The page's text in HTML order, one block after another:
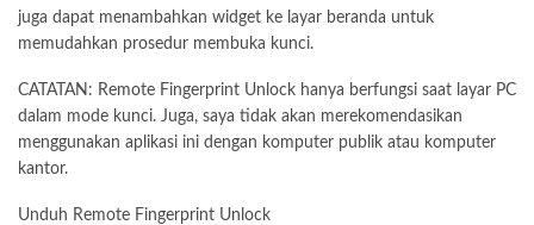
juga dapat menambahkan widget ke layar beranda untuk
memudahkan prosedur membuka kunci.
CATATAN: Remote Fingerprint Unlock hanya berfungsi saat layar PC
dalam mode kunci. Juga, saya tidak akan merekomendasikan
menggunakan aplikasi ini dengan komputer publik atau komputer
kantor.
Unduh Remote Fingerprint Unlock